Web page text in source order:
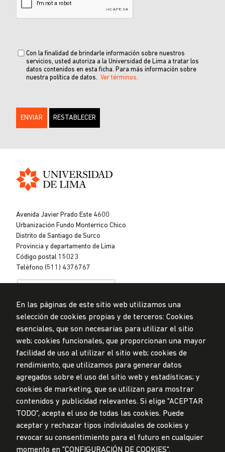
Con la finalidad de brindarle información sobre nuestros
servicios, usted autoriza a la Universidad de Lima a tratar los
datos contenidos en esta ficha. Para más información sobre
nuestra política de datos. Ver términos.
Lima
Avenida Javier Prado Este 4600
Urbanización Fundo Monterrico Chico
Distrito de Santiago de Surco
Provincia y departamento de Lima
Código postal 15023
Teléfono (511) 4376767
Privacidad de datos personales
Mesa de partes
© Universidad de Lima, 2024
Todos los derechos reservados
Diseñado porPartners
LA UNIVERSIDAD DE LIMA ES MIEMBRO DE
En las páginas de este sitio web utilizamos una
selección de cookies propias y de terceros: Cookies
esenciales, que son necesarias para utilizar el sitio
web; cookies funcionales, que proporcionan una mayor
facilidad de uso al utilizar el sitio web; cookies de
rendimiento, que utilizamos para generar datos
agregados sobre el uso del sitio web y estadísticas; y
cookies de marketing, que se utilizan para mostrar
contenidos y publicidad relevantes. Si elige "ACEPTAR
TODO", acepta el uso de todas las cookies. Puede
aceptar y rechazar tipos individuales de cookies y
revocar su consentimiento para el futuro en cualquier
momento en "CONFIGURACIÓN DE COOKIES".